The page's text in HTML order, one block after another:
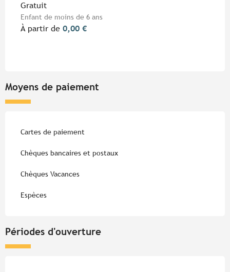
Gratuit
Enfant de moins de 6 ans
À partir de 0,00 €
Moyens de paiement
Cartes de paiement
Chèques bancaires et postaux
Chèques Vacances
Espèces
Périodes d'ouverture